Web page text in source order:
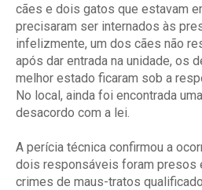
cães e dois gatos que estavam
precisaram ser internados às
infelizmente, um dos cães não
após dar entrada na unidade, os
melhor estado ficaram sob a
No local, ainda foi encontrada
desacordo com a lei.
A perícia técnica confirmou a
dois responsáveis foram presos
crimes de maus-tratos